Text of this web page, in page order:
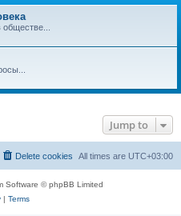
Jump to
All times are UTC+03:00
Delete cookies
Software © phpBB Limited
| Terms